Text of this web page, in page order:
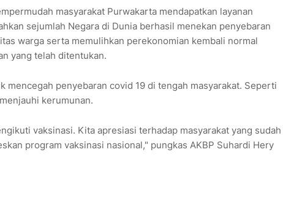
masyarakat Purwakarta mendapatkan layanan
sejumlah Negara di Dunia berhasil menekan penyebaran
warga serta memulihkan perekonomian kembali normal
yang telah ditentukan.
penyebaran covid 19 di tengah masyarakat. Seperti
kerumunan.
vaksinasi. Kita apresiasi terhadap masyarakat yang sudah
program vaksinasi nasional," pungkas AKBP Suhardi Hery